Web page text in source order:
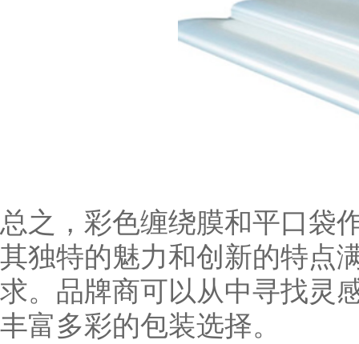
总之，彩色缠绕膜和平口袋
其独特的魅力和创新的特点
求。品牌商可以从中寻找灵
丰富多彩的包装选择。